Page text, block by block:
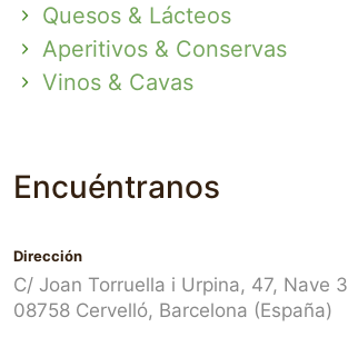
Quesos & Lácteos
Aperitivos & Conservas
Vinos & Cavas
Encuéntranos
Dirección
C/ Joan Torruella i Urpina, 47, Nave 3
08758 Cervelló, Barcelona (España)